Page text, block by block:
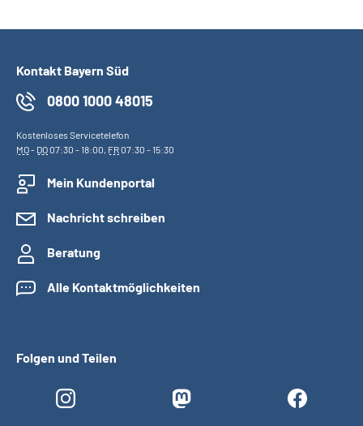
Kontakt Bayern Süd
0800 1000 48015
Kostenloses Servicetelefon
MO- DO07:30 - 18:00, FR07:30 - 15:30
Mein Kundenportal
Nachricht schreiben
Beratung
Alle Kontaktmöglichkeiten
Folgen und Teilen